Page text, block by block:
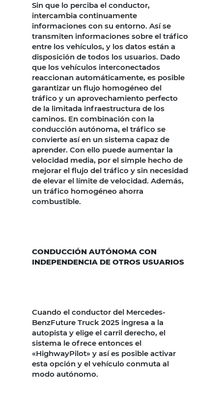
Sin que lo perciba el conductor,
intercambia continuamente
informaciones con su entorno. Así se
transmiten informaciones sobre el tráfico
entre los vehículos, y los datos están a
disposición de todos los usuarios. Dado
que los vehículos interconectados
reaccionan automáticamente, es posible
garantizar un flujo homogéneo del
tráfico y un aprovechamiento perfecto
de la limitada infraestructura de los
caminos. En combinación con la
conducción autónoma, el tráfico se
convierte así en un sistema capaz de
aprender. Con ello puede aumentar la
velocidad media, por el simple hecho de
mejorar el flujo del tráfico y sin necesidad
de elevar el límite de velocidad. Además,
un tráfico homogéneo ahorra
combustible.
CONDUCCIÓN AUTÓNOMA CON
INDEPENDENCIA DE OTROS USUARIOS
Cuando el conductor del Mercedes-
BenzFuture Truck 2025 ingresa a la
autopista y elige el carril derecho, el
sistema le ofrece entonces el
«HighwayPilot» y así es posible activar
esta opción y el vehículo conmuta al
modo autónomo.